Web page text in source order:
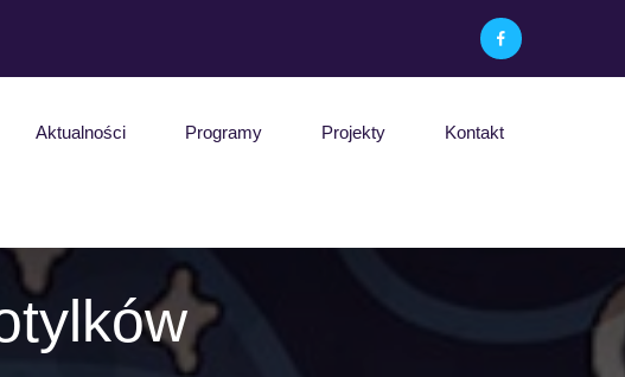
Aktualności Programy Projekty Kontakt